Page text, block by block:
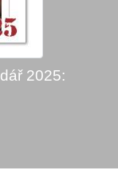
2025: